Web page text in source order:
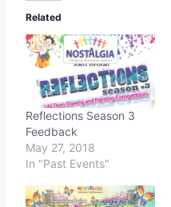
Related
Reflections Season 3
Feedback
May 27, 2018
In "Past Events"